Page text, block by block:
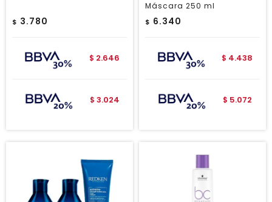
$ 3.780
$ 2.646
$ 3.024
Máscara 250 ml
$ 6.340
$ 4.438
$ 5.072